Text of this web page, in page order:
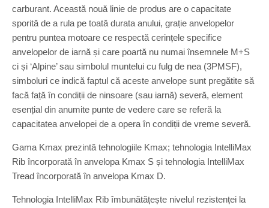
carburant. Această nouă linie de produs are o capacitate
sporită de a rula pe toată durata anului, grație anvelopelor
pentru puntea motoare ce respectă cerințele specifice
anvelopelor de iarnă și care poartă nu numai însemnele M+S
ci și ‘Alpine’ sau simbolul muntelui cu fulg de nea (3PMSF),
simboluri ce indică faptul că aceste anvelope sunt pregătite să
facă față în condiții de ninsoare (sau iarnă) severă, element
esențial din anumite punte de vedere care se referă la
capacitatea anvelopei de a opera în condiții de vreme severă.
Gama Kmax prezintă tehnologiile Kmax; tehnologia IntelliMax
Rib încorporată în anvelopa Kmax S și tehnologia IntelliMax
Tread încorporată în anvelopa Kmax D.
Tehnologia IntelliMax Rib îmbunătățește nivelul rezistenței la